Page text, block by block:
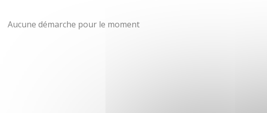
Aucune démarche pour le moment